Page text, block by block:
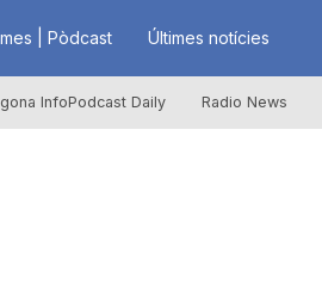
| Pòdcast Últimes notícies
InfoPodcast Daily Radio News